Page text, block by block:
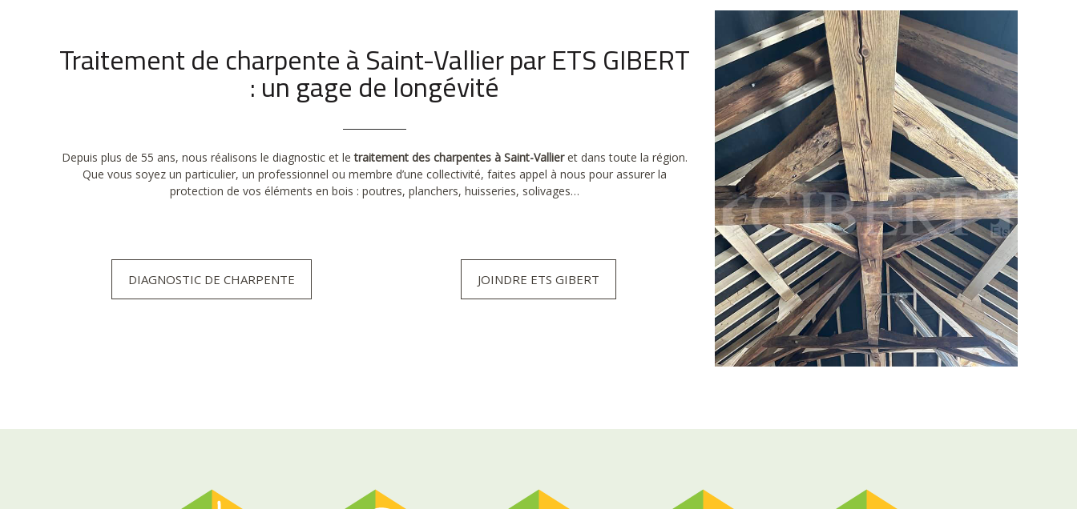
Traitement de charpente à Saint-Vallier par ETS GIBERT
: un gage de longévité
Depuis plus de 55 ans, nous réalisons le diagnostic et letraitement des charpentes à Saint-Vallieret dans toute la région.
Que vous soyez un particulier, un professionnel ou membre d’une collectivité, faites appel à nous pour assurer la
protection de vos éléments en bois : poutres, planchers, huisseries, solivages…
DIAGNOSTIC DE CHARPENTE JOINDRE ETS GIBERT